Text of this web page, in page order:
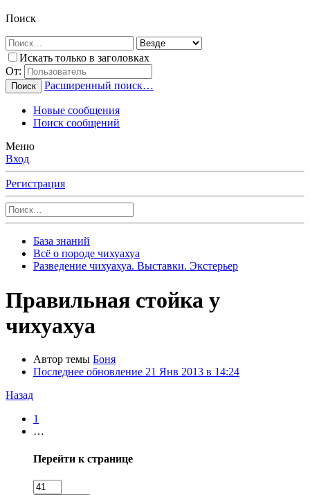
Поиск
Искать только в заголовках
От:
Поиск Расширенный поиск…
Новые сообщения
Поиск сообщений
Меню
Вход
Регистрация
База знаний
Всё о породе чихуахуа
Разведение чихуахуа. Выставки. Экстерьер
Правильная стойка у
чихуахуа
Автор темы Боня
Последнее обновление 21 Янв 2013 в 14:24
Назад
1
…
Перейти к странице